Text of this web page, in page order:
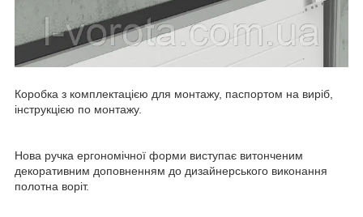
Коробка з комплектацією для монтажу, паспортом на виріб,
інструкцією по монтажу.
Нова ручка ергономічної форми виступає витонченим
декоративним доповненням до дизайнерського виконання
полотна воріт.